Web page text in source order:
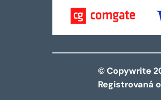
© Copywrite
Registrovaná